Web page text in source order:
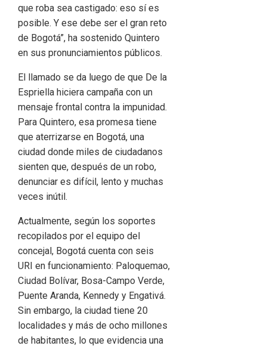
que roba sea castigado: eso sí es
posible. Y ese debe ser el gran reto
de Bogotá”, ha sostenido Quintero
en sus pronunciamientos públicos.
El llamado se da luego de que De la
Espriella hiciera campaña con un
mensaje frontal contra la impunidad.
Para Quintero, esa promesa tiene
que aterrizarse en Bogotá, una
ciudad donde miles de ciudadanos
sienten que, después de un robo,
denunciar es difícil, lento y muchas
veces inútil.
Actualmente, según los soportes
recopilados por el equipo del
concejal, Bogotá cuenta con seis
URI en funcionamiento: Paloquemao,
Ciudad Bolívar, Bosa-Campo Verde,
Puente Aranda, Kennedy y Engativá.
Sin embargo, la ciudad tiene 20
localidades y más de ocho millones
de habitantes, lo que evidencia una